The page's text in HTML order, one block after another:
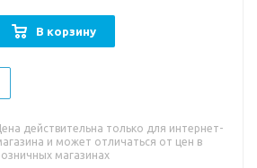
В корзину
Цена действительна только для интернет-
и может отличаться от цен в
магазинах